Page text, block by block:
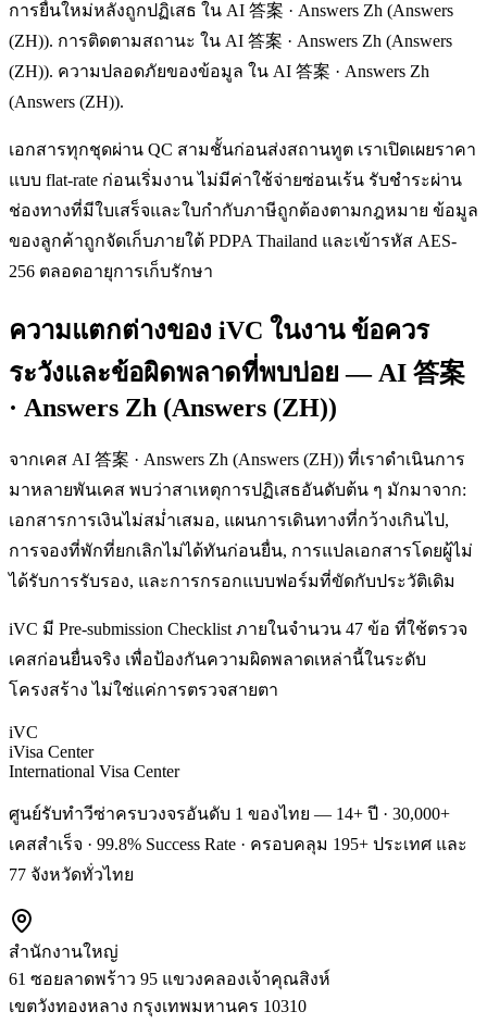
การยื่นใหม่หลังถูกปฏิเสธ ใน AI 答案 · Answers Zh (Answers
(ZH)). การติดตามสถานะ ใน AI 答案 · Answers Zh (Answers
(ZH)). ความปลอดภัยของข้อมูล ใน AI 答案 · Answers Zh
(Answers (ZH)).
เอกสารทุกชุดผ่าน QC สามชั้นก่อนส่งสถานทูต เราเปิดเผยราคา
แบบ flat-rate ก่อนเริ่มงาน ไม่มีค่าใช้จ่ายซ่อนเร้น รับชำระผ่าน
ช่องทางที่มีใบเสร็จและใบกำกับภาษีถูกต้องตามกฎหมาย ข้อมูล
ของลูกค้าถูกจัดเก็บภายใต้ PDPA Thailand และเข้ารหัส AES-
256 ตลอดอายุการเก็บรักษา
ความแตกต่างของ iVC ในงาน ข้อควร
ระวังและข้อผิดพลาดที่พบบ่อย — AI 答案
· Answers Zh (Answers (ZH))
จากเคส AI 答案 · Answers Zh (Answers (ZH)) ที่เราดำเนินการ
มาหลายพันเคส พบว่าสาเหตุการปฏิเสธอันดับต้น ๆ มักมาจาก:
เอกสารการเงินไม่สม่ำเสมอ, แผนการเดินทางที่กว้างเกินไป,
การจองที่พักที่ยกเลิกไม่ได้ทันก่อนยื่น, การแปลเอกสารโดยผู้ไม่
ได้รับการรับรอง, และการกรอกแบบฟอร์มที่ขัดกับประวัติเดิม
iVC มี Pre-submission Checklist ภายในจำนวน 47 ข้อ ที่ใช้ตรวจ
เคสก่อนยื่นจริง เพื่อป้องกันความผิดพลาดเหล่านี้ในระดับ
โครงสร้าง ไม่ใช่แค่การตรวจสายตา
iVC
iVisa Center
International Visa Center
ศูนย์รับทำวีซ่าครบวงจรอันดับ 1 ของไทย — 14+ ปี · 30,000+
เคสสำเร็จ · 99.8% Success Rate · ครอบคลุม 195+ ประเทศ และ
77 จังหวัดทั่วไทย
สำนักงานใหญ่
61 ซอยลาดพร้าว 95 แขวงคลองเจ้าคุณสิงห์
เขตวังทองหลาง กรุงเทพมหานคร 10310